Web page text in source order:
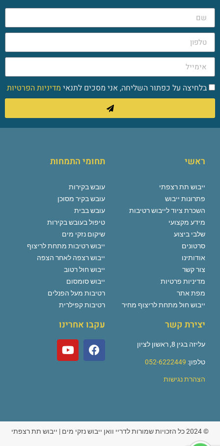
בלחיצה על כפתור השליחה, אני מסכים לתנאי מדיניות הפרטיות
ראשי
ייבוש תת רצפתי
פתרונות ייבוש
השכרת ציוד לייבוש רטיבות
מידע מקצועי
שלבי ביצוע
סרטונים
אודותינו
צור קשר
מדיניות פרטיות
מפת אתר
ייבוש חול מתחת לריצוף מחיר
תחומי התמחות
עובש בקירות
עובש בקיר מסוכן
עובש בבית
טיפול בעובש בקירות
שיקום נזקי מים
ייבוש רטיבות מתחת לריצוף
ייבוש רצפה לאחר הצפה
ייבוש חול רטוב
ייבוש סומסום
רטיבות מעל הפנלים
רטיבות קפילרית
יצירת קשר
עליזה בגין 8, ראשון לציון
טלפון: 052-6222449
הצהרת נגישות
עקבו אחרינו
© 2024 כל הזכויות שמורות לדריי וואן ייבוש נזקי מים | ייבוש תת רצפתי